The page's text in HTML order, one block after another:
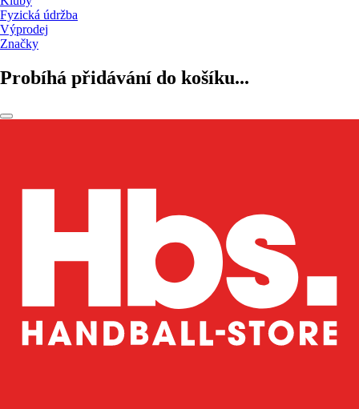
Fyzická údržba
Výprodej
Značky
Probíhá přidávání do košíku...